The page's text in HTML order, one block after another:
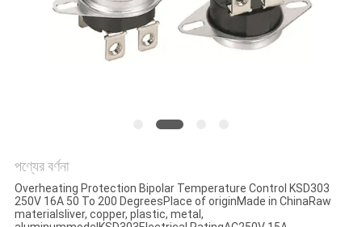
সাইট
পণ্যের বর্ণনা
Overheating Protection Bipolar Temperature Control KSD303
250V 16A 50 To 200 DegreesPlace of originMade in ChinaRaw
materialsliver, copper, plastic, metal,